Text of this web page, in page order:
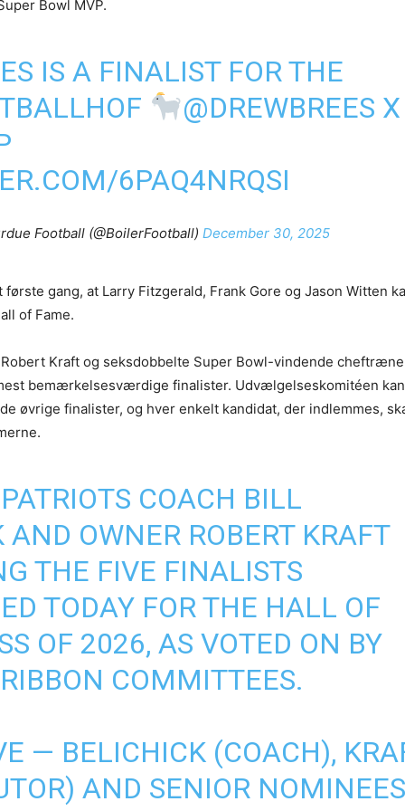
Bowl MVP.
IS A FINALIST FOR THE
@DREWBREES X
6PAQ4NRQSI
Football (@BoilerFootball) December 30, 2025
gang, at Larry Fitzgerald, Frank Gore og Jason Witten
of Fame.
Robert Kraft og seksdobbelte Super Bowl-vindende
bemærkelsesværdige finalister. Udvælgelseskomitéen kan
øvrige finalister, og hver enkelt kandidat, der indlemmes,
COACH BILL
OWNER ROBERT KRAFT
THE FIVE FINALISTS
TODAY FOR THE HALL OF
OF 2026, AS VOTED ON BY
COMMITTEES.
— BELICHICK (COACH),
AND SENIOR